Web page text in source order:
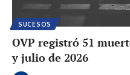
SUCESOS
OVP registró 51
y julio de 2026